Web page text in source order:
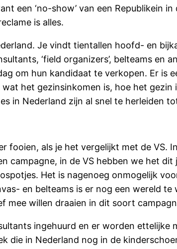
een ‘no-show’ van een Republikein
is alles.
Je vindt tientallen hoofd- en
‘field organizers’, belteams en
om hun kandidaat te verkopen. Er is
het gezinsinkomen is, hoe het gezin
in Nederland zijn al snel te herleiden
fooien, als je het vergelijkt met de VS.
campagne, in de VS hebben we het dit
Het is nagenoeg onmogelijk
en belteams is er nog een wereld
mee willen draaien in dit soort
ingehuurd en er worden ettelijke
die in Nederland nog in de